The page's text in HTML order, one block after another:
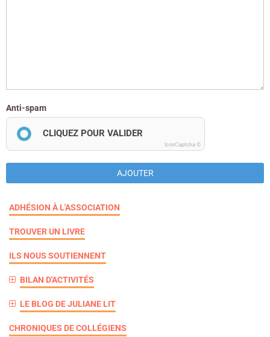
Anti-spam
CLIQUEZ POUR VALIDER
IconCaptcha ©
AJOUTER
ADHÉSION À L'ASSOCIATION
TROUVER UN LIVRE
ILS NOUS SOUTIENNENT
BILAN D'ACTIVITÉS
LE BLOG DE JULIANE LIT
CHRONIQUES DE COLLÉGIENS